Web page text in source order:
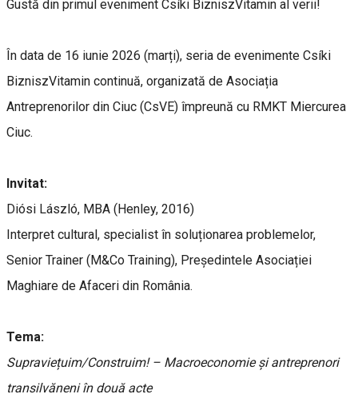
Gustă din primul eveniment Csíki BizniszVitamin al verii!
În data de 16 iunie 2026 (marți), seria de evenimente Csíki
BizniszVitamin continuă, organizată de Asociația
Antreprenorilor din Ciuc (CsVE) împreună cu RMKT Miercurea
Ciuc.
Invitat:
Diósi László, MBA (Henley, 2016)
Interpret cultural, specialist în soluționarea problemelor,
Senior Trainer (M&Co Training), Președintele Asociației
Maghiare de Afaceri din România.
Tema:
Supraviețuim/Construim! – Macroeconomie și antreprenori
transilvăneni în două acte